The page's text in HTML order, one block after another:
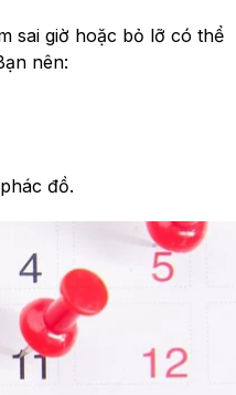
sai giờ hoặc bỏ lỡ có thể
nên:
đồ.